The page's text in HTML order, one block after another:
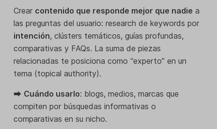
Crear contenido que responde mejor que nadie a
las preguntas del usuario: research de keywords por
intención, clústers temáticos, guías profundas,
comparativas y FAQs. La suma de piezas
relacionadas te posiciona como “experto” en un
tema (topical authority).
⮕ Cuándo usarlo: blogs, medios, marcas que
compiten por búsquedas informativas o
comparativas en su nicho.